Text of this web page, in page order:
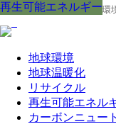
地球の今と未来に役立つ環
地球環境
地球温暖化
リサイクル
再生可能エネル
カーボンニュー
再生可能エネルギー
再生可能エネルギー
再生可能エネルギー
再生可能エネルギー
再生可能エネルギー
再生可能エネルギー
再生可能エネルギー
再生可能エネルギー
再生可能エネルギー